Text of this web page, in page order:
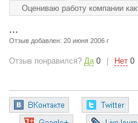
Оцениваю работу компании как
...
Отзыв добавлен: 20 июня 2006 г
Отзыв понравился? Да 0 Нет 0